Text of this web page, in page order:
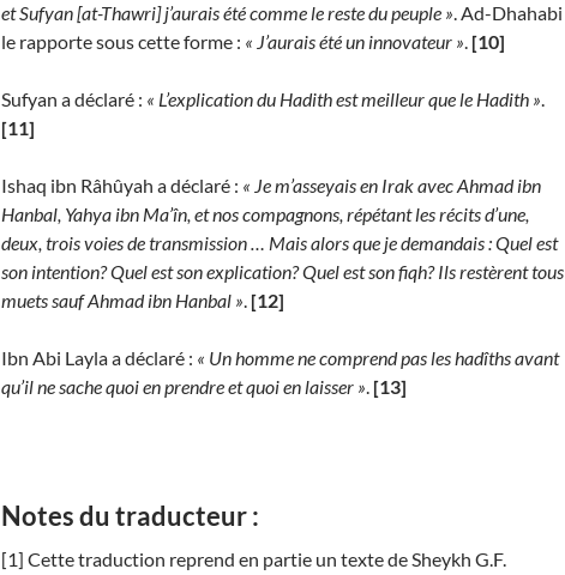
et Sufyan [at-Thawri] j’aurais été comme le reste du peuple ». Ad-Dhahabi
le rapporte sous cette forme : « J’aurais été un innovateur ». [10]
Sufyan a déclaré : « L’explication du Hadith est meilleur que le Hadith ».
[11]
Ishaq ibn Râhûyah a déclaré : « Je m’asseyais en Irak avec Ahmad ibn
Hanbal, Yahya ibn Ma’în, et nos compagnons, répétant les récits d’une,
deux, trois voies de transmission … Mais alors que je demandais : Quel est
son intention? Quel est son explication? Quel est son fiqh? Ils restèrent tous
muets sauf Ahmad ibn Hanbal ». [12]
Ibn Abi Layla a déclaré : « Un homme ne comprend pas les hadîths avant
qu’il ne sache quoi en prendre et quoi en laisser ». [13]
Notes du traducteur :
[1] Cette traduction reprend en partie un texte de Sheykh G.F.